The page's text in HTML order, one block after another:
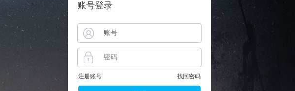
账号登录
注册账号 找回密码